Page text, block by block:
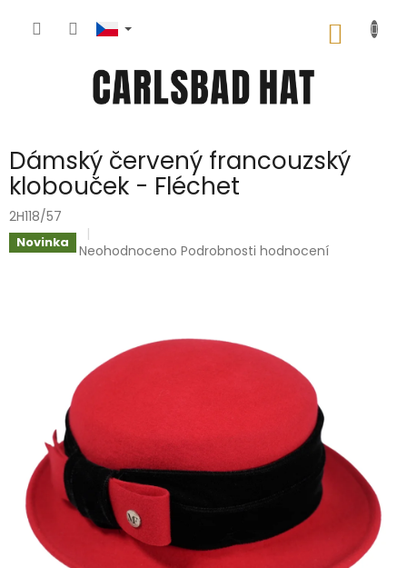
Dámský červený francouzský
klobouček - Fléchet
2H118/57
Novinka
Průměrné
hvězdiček.
Neohodnoceno Podrobnosti hodnocení